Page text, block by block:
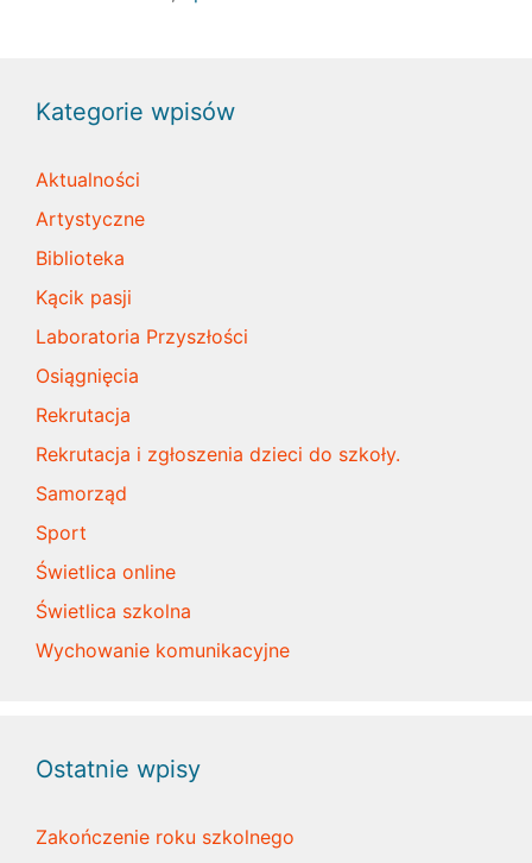
Kategorie wpisów
Aktualności
Artystyczne
Biblioteka
Kącik pasji
Laboratoria Przyszłości
Osiągnięcia
Rekrutacja
Rekrutacja i zgłoszenia dzieci do szkoły.
Samorząd
Sport
Świetlica online
Świetlica szkolna
Wychowanie komunikacyjne
Ostatnie wpisy
Zakończenie roku szkolnego